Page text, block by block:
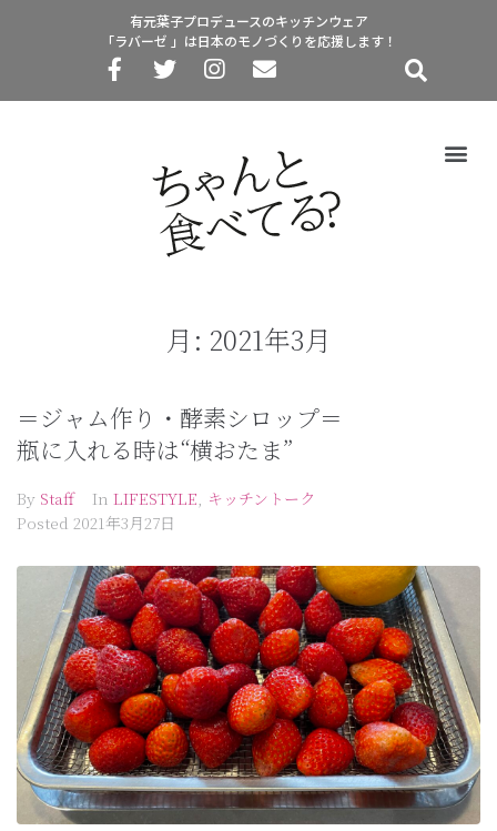
有元葉子プロデュースのキッチンウェア
「ラバーゼ 」は日本のモノづくりを応援します！
月: 2021年3月
＝ジャム作り・酵素シロップ＝
瓶に入れる時は“横おたま”
By Staff In LIFESTYLE, キッチントーク
Posted 2021年3月27日